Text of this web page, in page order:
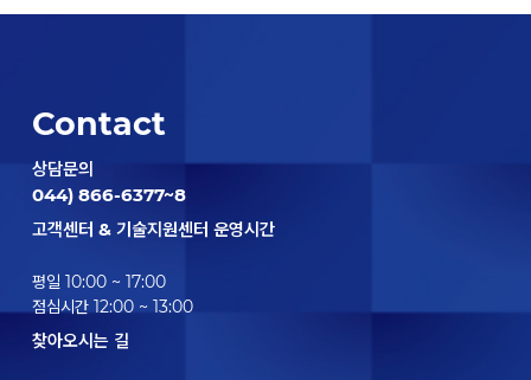
Contact
상담문의
044) 866-6377~8
고객센터 & 기술지원센터 운영시간
평일 10:00 ~ 17:00
점심시간 12:00 ~ 13:00
찾아오시는 길